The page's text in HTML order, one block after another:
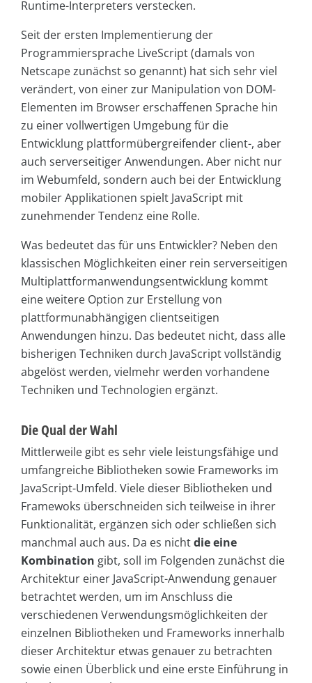
Runtime-Interpreters verstecken.
Seit der ersten Implementierung der
Programmiersprache LiveScript (damals von
Netscape zunächst so genannt) hat sich sehr viel
verändert, von einer zur Manipulation von DOM-
Elementen im Browser erschaffenen Sprache hin
zu einer vollwertigen Umgebung für die
Entwicklung plattformübergreifender client-, aber
auch serverseitiger Anwendungen. Aber nicht nur
im Webumfeld, sondern auch bei der Entwicklung
mobiler Applikationen spielt JavaScript mit
zunehmender Tendenz eine Rolle.
Was bedeutet das für uns Entwickler? Neben den
klassischen Möglichkeiten einer rein serverseitigen
Multiplattformanwendungsentwicklung kommt
eine weitere Option zur Erstellung von
plattformunabhängigen clientseitigen
Anwendungen hinzu. Das bedeutet nicht, dass alle
bisherigen Techniken durch JavaScript vollständig
abgelöst werden, vielmehr werden vorhandene
Techniken und Technologien ergänzt.
Die Qual der Wahl
Mittlerweile gibt es sehr viele leistungsfähige und
umfangreiche Bibliotheken sowie Frameworks im
JavaScript-Umfeld. Viele dieser Bibliotheken und
Framewoks überschneiden sich teilweise in ihrer
Funktionalität, ergänzen sich oder schließen sich
manchmal auch aus. Da es nichtdie eine
Kombination gibt, soll im Folgenden zunächst die
Architektur einer JavaScript-Anwendung genauer
betrachtet werden, um im Anschluss die
verschiedenen Verwendungsmöglichkeiten der
einzelnen Bibliotheken und Frameworks innerhalb
dieser Architektur etwas genauer zu betrachten
sowie einen Überblick und eine erste Einführung in